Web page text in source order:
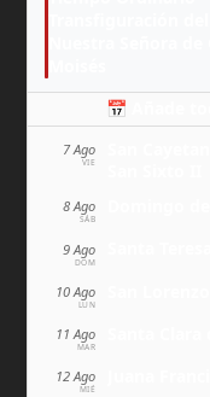
📅 Añade
7 Ago
VIE
8 Ago
SÁB
9 Ago
DOM
10 Ago
LUN
11 Ago
MAR
12 Ago
MIÉ